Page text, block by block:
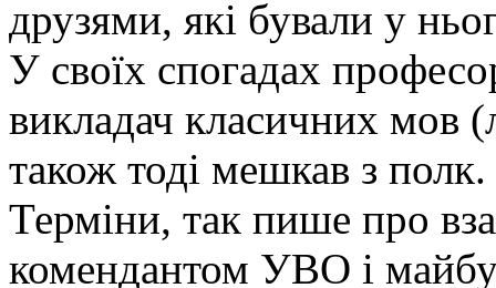
друзями, які бували у
У своїх спогадах
викладач класичних мов
також тоді мешкав з
Терміни, так пише про
комендантом УВО і